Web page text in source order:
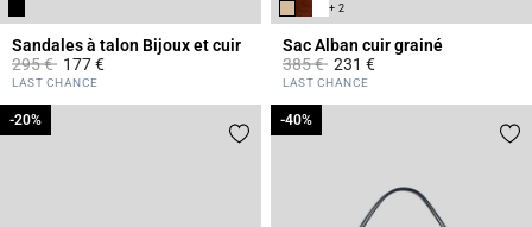
Sandales à talon Bijoux et cuir
Prix réduit à partir de
295 €à177 €
3,7 out of 5 Customer Rating
LAST CHANCE
+ 2
Sac Alban cuir grainé
Prix réduit à partir de
385 €à231 €
5 out of 5 Customer Rating
LAST CHANCE
-20%
-20% -40%
-40%